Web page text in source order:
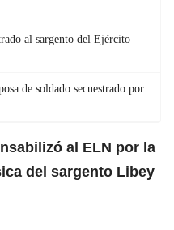
al sargento del Ejército
de soldado secuestrado por
al ELN por la
del sargento Libey